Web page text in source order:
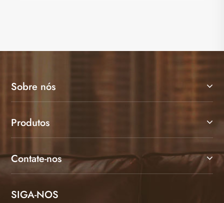
Sobre nós
Produtos
Contate-nos
SIGA-NOS